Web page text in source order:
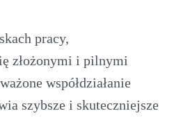
pracy,
złożonymi i pilnymi
współdziałanie
szybsze i skuteczniejsze